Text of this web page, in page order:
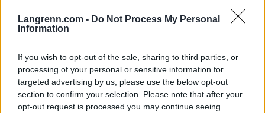
Langrenn.com - Do Not Process My Personal
Information
If you wish to opt-out of the sale, sharing to third parties, or
processing of your personal or sensitive information for
targeted advertising by us, please use the below opt-out
section to confirm your selection. Please note that after your
opt-out request is processed you may continue seeing
delta, er tidligere rekord fra Lygna i 2019 gruset:
Der var det 719 deltakere.
NM er for mange, ikke minst juniorene, en unik
mulighet til å måle seg mot verdens beste
langrennsløpere, og er dessuten en av få sjanser til
å få vise seg fram på TV.